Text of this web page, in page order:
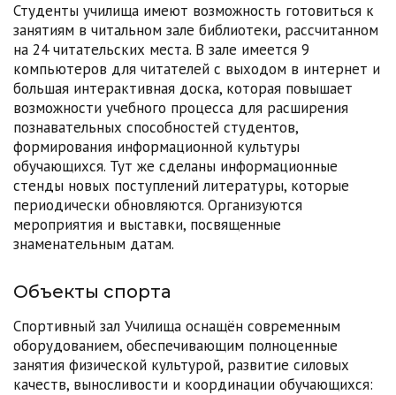
Студенты училища имеют возможность готовиться к
занятиям в читальном зале библиотеки, рассчитанном
на 24 читательских места. В зале имеется 9
компьютеров для читателей с выходом в интернет и
большая интерактивная доска, которая повышает
возможности учебного процесса для расширения
познавательных способностей студентов,
формирования информационной культуры
обучающихся. Тут же сделаны информационные
стенды новых поступлений литературы, которые
периодически обновляются. Организуются
мероприятия и выставки, посвященные
знаменательным датам.
Объекты спорта
Спортивный зал Училища оснащён современным
оборудованием, обеспечивающим полноценные
занятия физической культурой, развитие силовых
качеств, выносливости и координации обучающихся: